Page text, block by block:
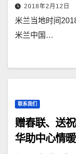
2018年2月12日
米兰当地时间
米兰中国…
联系我们
赠春联、送
华助中心情